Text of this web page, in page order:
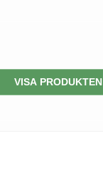
VISA PRODUKTEN